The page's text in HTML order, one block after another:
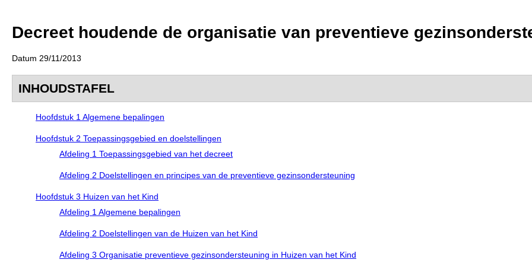
Decreet houdende de organisatie van preventieve
Datum 29/11/2013
INHOUDSTAFEL
Hoofdstuk 1 Algemene bepalingen
Hoofdstuk 2 Toepassingsgebied en doelstellingen
Afdeling 1 Toepassingsgebied van het decreet
Afdeling 2 Doelstellingen en principes van de preventieve gezinsondersteuning
Hoofdstuk 3 Huizen van het Kind
Afdeling 1 Algemene bepalingen
Afdeling 2 Doelstellingen van de Huizen van het Kind
Afdeling 3 Organisatie preventieve gezinsondersteuning in Huizen van het Kind